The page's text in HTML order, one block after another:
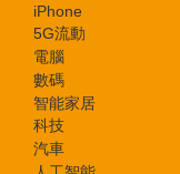
iPhone
5G流動
電腦
數碼
智能家居
科技
汽車